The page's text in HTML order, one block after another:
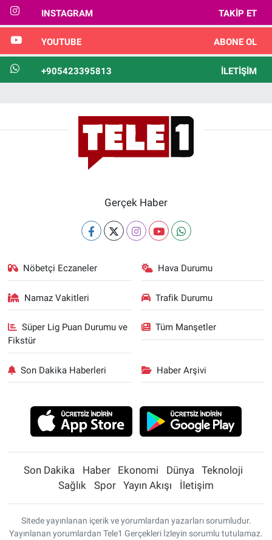
INSTAGRAM TAKIP ET
YOUTUBE ABONE OL
+905423395813 İLETIŞIM
Gerçek Haber
Nöbetçi Eczaneler Hava Durumu
Namaz Vakitleri Trafik Durumu
Süper Lig Puan Durumu ve
Fikstür
Tüm Manşetler
Son Dakika Haberleri Haber Arşivi
Son Dakika Haber Ekonomi Dünya
Teknoloji
Sağlık
Spor Yayın Akışı İletişim
Sitede yayınlanan içerik ve yorumlardan yazarları sorumludur.
Yayınlanan yorumlardan Tele1 Gerçekleri İzleyin sorumlu tutulamaz.